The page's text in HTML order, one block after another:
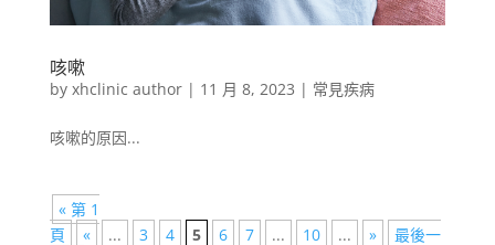
咳嗽
by xhclinic author| 11 月 8, 2023 | 常見疾病
咳嗽的原因...
« 第 1
頁
« ... 3 4 5 6 7 ... 10 ... »
最後一